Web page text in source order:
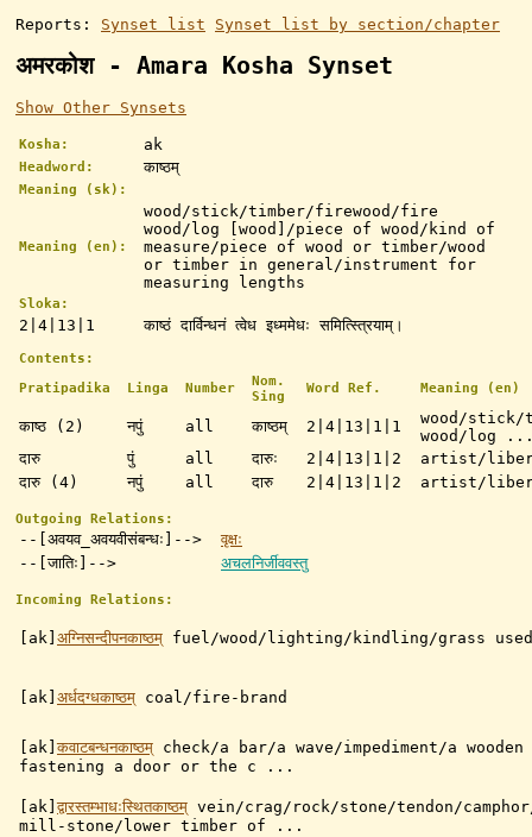
Reports: Synset list Synset list by section/chapter
अमरकोश - Amara Kosha Synset
Show Other Synsets
Kosha: ak
Headword: काष्ठम्
Meaning (sk):
Meaning (en):
wood/stick/timber/firewood/fire
wood/log [wood]/piece of wood/kind of
measure/piece of wood or timber/wood
or timber in general/instrument for
measuring lengths
Sloka:
2|4|13|1 काष्ठं दार्विन्धनं त्वेध इध्ममेधः समित्स्त्रियाम्।
Contents:
Pratipadika
Linga Number
Nom.
Sing
Word Ref. Meaning (en)
काष्ठ (2) नपुं all काष्ठम् 2|4|13|1|1
wood/
wood/log
दारु
पुं all दारुः 2|4|13|1|2
artist/
दारु (4)
नपुं all दारु 2|4|13|1|2 artist/
Outgoing Relations:
--[अवयव_अवयवीसंबन्धः]-->
वृक्षः
--[जातिः]-->
अचलनिर्जीववस्तु
Incoming Relations:
[ak] अग्निसन्दीपनकाष्ठम् fuel/wood/lighting/kindling/grass
[ak] अर्धदग्धकाष्ठम् coal/fire-brand
[ak]कवाटबन्धनकाष्ठम् check/a bar/a wave/impediment/a
fastening a door or the c ...
[ak]द्वारस्तम्भाधःस्थितकाष्ठम् vein/crag/rock/stone/tendon/
mill-stone/lower timber of ...